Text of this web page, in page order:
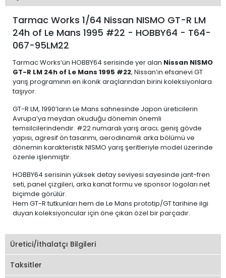
Tarmac Works 1/64 Nissan NISMO GT-R LM
24h of Le Mans 1995 #22 - HOBBY64 - T64-
067-95LM22
Tarmac Works’ün HOBBY64 serisinde yer alan Nissan NISMO
GT-R LM 24h of Le Mans 1995 #22, Nissan’ın efsanevi GT
yarış programının en ikonik araçlarından birini koleksiyonlara
taşıyor.
GT-R LM, 1990’ların Le Mans sahnesinde Japon üreticilerin
Avrupa’ya meydan okuduğu dönemin önemli
temsilcilerindendir. #22 numaralı yarış aracı; geniş gövde
yapısı, agresif ön tasarımı, aerodinamik arka bölümü ve
dönemin karakteristik NISMO yarış şeritleriyle model üzerinde
özenle işlenmiştir.
HOBBY64 serisinin yüksek detay seviyesi sayesinde jant-fren
seti, panel çizgileri, arka kanat formu ve sponsor logoları net
biçimde görülür.
Hem GT-R tutkunları hem de Le Mans prototip/GT tarihine ilgi
duyan koleksiyoncular için öne çıkan özel bir parçadır.
Üretici/İthalatçı Bilgileri
Taksitler